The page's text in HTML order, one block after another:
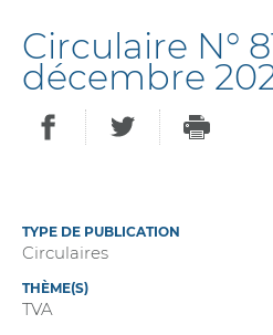
Circulaire N°
décembre
PARTAGER SURPARTAGER SUR
TYPE DE PUBLICATION
Circulaires
THÈME(S)
TVA